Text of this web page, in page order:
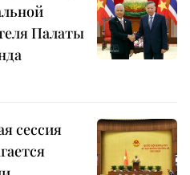
Палаты
сессия